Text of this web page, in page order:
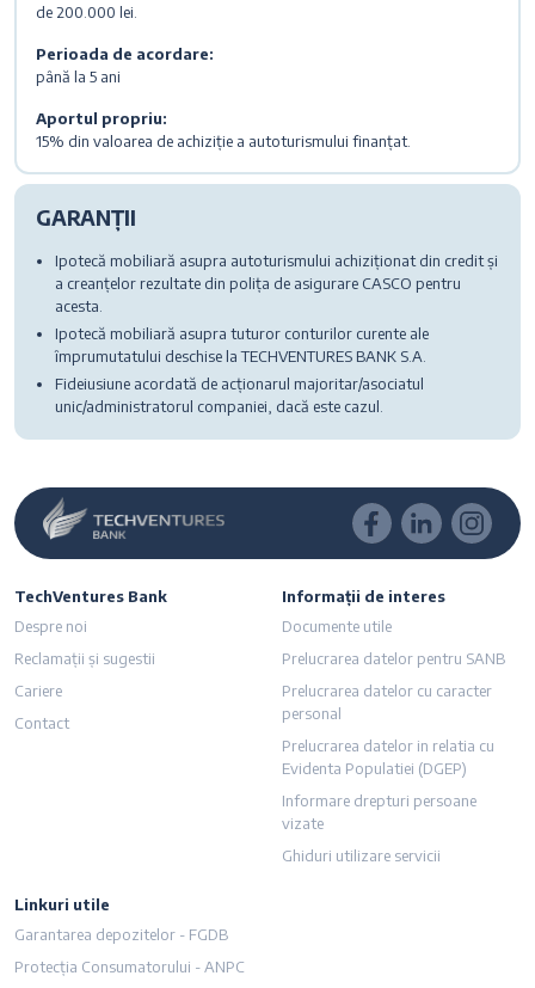
de 200.000 lei.
Perioada de acordare:
până la 5 ani
Aportul propriu:
15% din valoarea de achiziție a autoturismului finanțat.
GARANȚII
Ipotecă mobiliară asupra autoturismului achiziționat din credit și
a creanțelor rezultate din polița de asigurare CASCO pentru
acesta.
Ipotecă mobiliară asupra tuturor conturilor curente ale
împrumutatului deschise la TECHVENTURES BANK S.A.
Fideiusiune acordată de acționarul majoritar/asociatul
unic/administratorul companiei, dacă este cazul.
TechVentures Bank
Despre noi
Reclamații și sugestii
Cariere
Contact
Informații de interes
Documente utile
Prelucrarea datelor pentru SANB
Prelucrarea datelor cu caracter
personal
Prelucrarea datelor in relatia cu
Evidenta Populatiei (DGEP)
Informare drepturi persoane
vizate
Ghiduri utilizare servicii
Linkuri utile
Garantarea depozitelor - FGDB
Protecția Consumatorului - ANPC
textului